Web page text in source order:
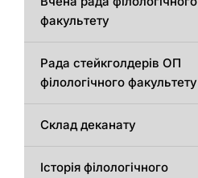
факультету
Рада стейкголдерів ОП
філологічного факультету
Склад деканату
Історія філологічного